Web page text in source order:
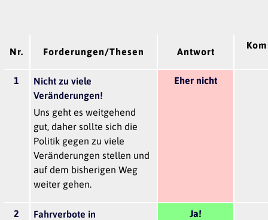
Nr. Forderungen/Thesen Antwort
1
Nicht zu viele
Veränderungen!
Uns geht es weitgehend
gut, daher sollte sich die
Politik gegen zu viele
Veränderungen stellen und
auf dem bisherigen Weg
weiter gehen.
Eher nicht
2
Fahrverbote in
Ja!